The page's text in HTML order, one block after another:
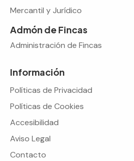
Mercantil y Jurídico
Admón de Fincas
Administración de Fincas
Información
Políticas de Privacidad
Políticas de Cookies
Accesibilidad
Aviso Legal
Contacto